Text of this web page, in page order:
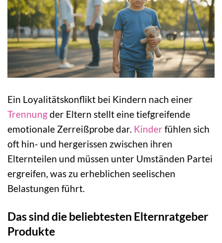
Ein Loyalitätskonflikt bei Kindern nach einer
Trennungder Eltern stellt eine tiefgreifende
emotionale Zerreißprobe dar. Kinder fühlen sich
oft hin- und hergerissen zwischen ihren
Elternteilen und müssen unter Umständen Partei
ergreifen, was zu erheblichen seelischen
Belastungen führt.
Das sind die beliebtesten Elternratgeber
Produkte